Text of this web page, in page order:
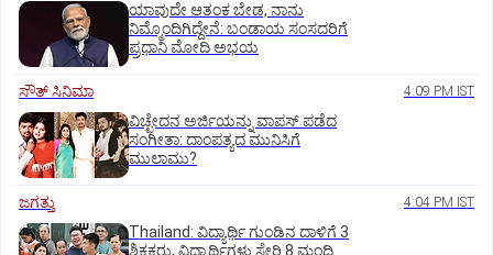
ಯಾವುದೇ ಆತಂಕ ಬೇಡ, ನಾನು
ನಿಮ್ಮೊಂದಿಗಿದ್ದೇನೆ: ಬಂಡಾಯ ಸಂಸದರಿಗೆ
ಪ್ರಧಾನಿ ಮೋದಿ ಅಭಯ
ಸೌತ್‌ ಸಿನಿಮಾ 4:09 PM IST
ವಿಚ್ಛೇದನ ಅರ್ಜಿಯನ್ನು ವಾಪಸ್‌ ಪಡೆದ
ಸಂಗೀತಾ: ದಾಂಪತ್ಯದ ಮುನಿಸಿಗೆ
ಮುಲಾಮು?
ಜಗತ್ತು 4:04 PM IST
Thailand: ವಿದ್ಯಾರ್ಥಿ ಗುಂಡಿನ ದಾಳಿಗೆ 3
ಶಿಕ್ಷಕರು, ವಿದ್ಯಾರ್ಥಿಗಳು ಸೇರಿ 8 ಮಂದಿ